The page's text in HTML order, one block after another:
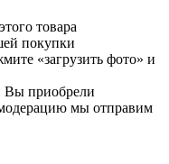
товара
покупки
«загрузить фото» и
Вы приобрели
мы отправим